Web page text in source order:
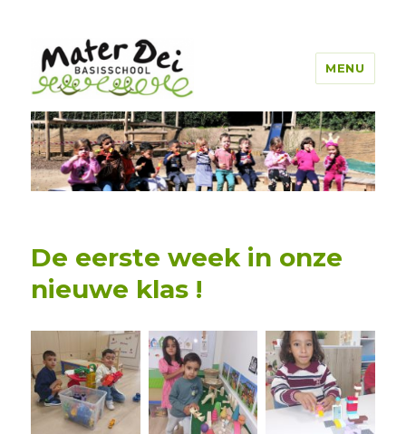
Mater Dei Genk
MENU
De eerste week in onze
nieuwe klas !